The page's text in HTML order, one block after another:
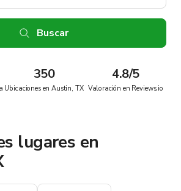
Buscar
350
Ubicaciones en Austin, TX
4.8/5
Valoración en Reviews.io
lugares en